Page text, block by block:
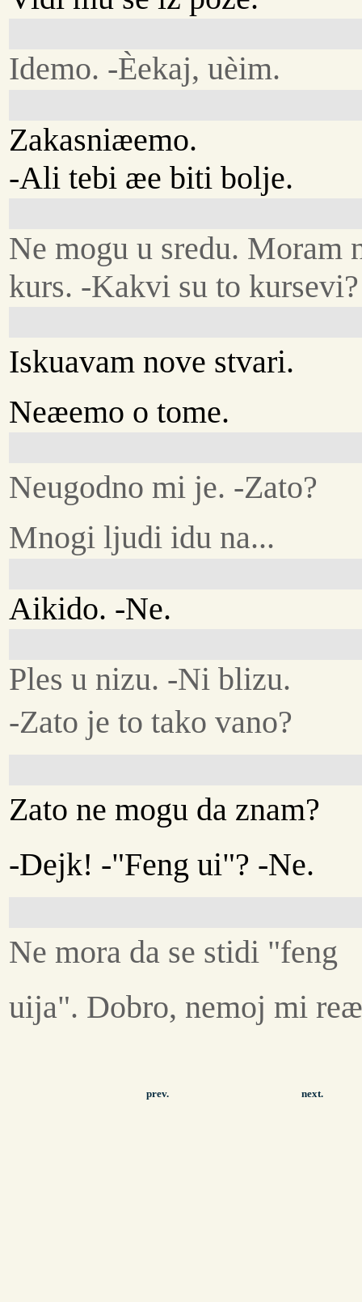
Idemo. -Èekaj, uèim.
Zakasniæemo.
-Ali tebi æe biti bolje.
Ne mogu u sredu. Moram
kurs. -Kakvi su to kursevi?
Iskuavam nove stvari.
Neæemo o tome.
Neugodno mi je. -Zato?
Mnogi ljudi idu na...
Aikido. -Ne.
Ples u nizu. -Ni blizu.
-Zato je to tako vano?
Zato ne mogu da znam?
-Dejk! -"Feng ui"? -Ne.
Ne mora da se stidi "feng
uija". Dobro, nemoj mi
prev. next.